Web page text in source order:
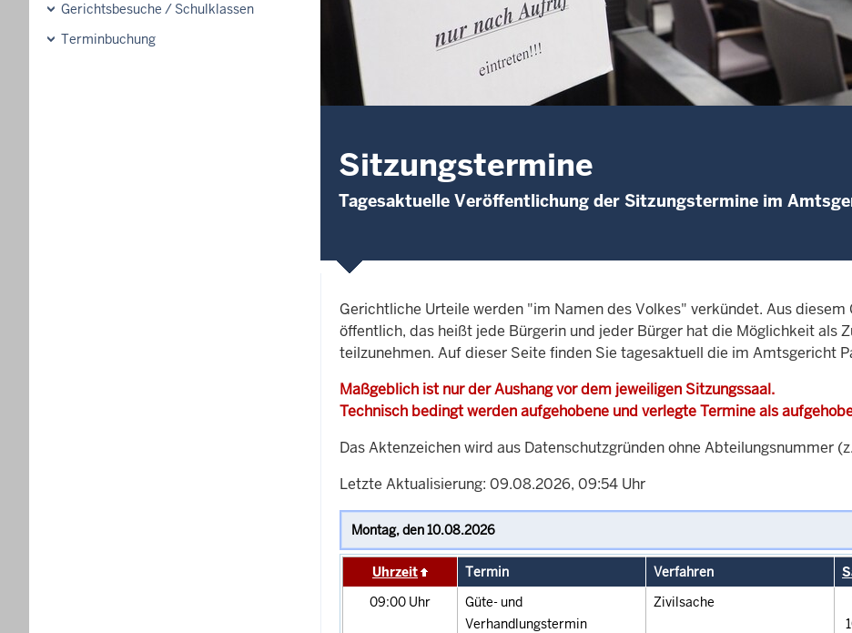
Gerichtsbesuche / Schulklassen
Terminbuchung
Sitzungstermine
Tagesaktuelle Veröffentlichung der Sitzungstermine im
Gerichtliche Urteile werden "im Namen des Volkes" verkündet. Aus
öffentlich, das heißt jede Bürgerin und jeder Bürger hat die Möglichkeit als
teilzunehmen. Auf dieser Seite finden Sie tagesaktuell die im Amtsgericht
Maßgeblich ist nur der Aushang vor dem jeweiligen Sitzungssaal.
Technisch bedingt werden aufgehobene und verlegte Termine als
Das Aktenzeichen wird aus Datenschutzgründen ohne Abteilungsnummer
Letzte Aktualisierung: 09.08.2026, 09:54 Uhr
Uhrzeit Termin Verfahren
09:00 Uhr
Güte- und
Verhandlungstermin
Zivilsache